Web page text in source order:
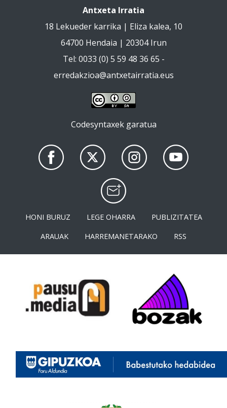
Antxeta Irratia
18 Lekueder karrika | Eliza kalea, 10
64700 Hendaia | 20304 Irun
Tel: 0033 (0) 5 59 48 36 65 -
erredakzioa@antxetairratia.eus
Codesyntaxek garatua
HONI BURUZ LEGE OHARRA
PUBLIZITATEA
ARAUAK
HARREMANETARAKO RSS